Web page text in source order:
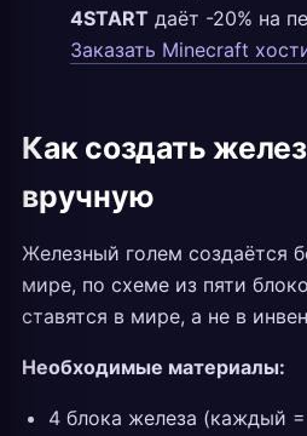
4START даёт -20% на
Заказать Minecraft
Как создать
вручную
Железный голем создаётся
мире, по схеме из пяти
ставятся в мире, а не в
Необходимые материалы:
4 блока железа (каждый